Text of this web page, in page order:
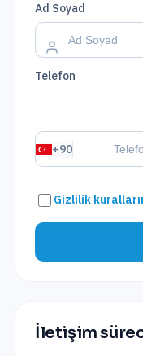
Ad Soyad
Telefon
+90
Gizlilik
İletişim